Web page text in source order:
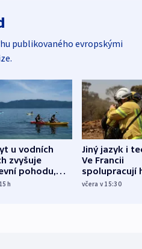
publikovaného evropskými
u vodních
zvyšuje
pohodu,
h
Jiný jazyk i
Ve Francii
spolupracují
různých zemí
včera v 15:30